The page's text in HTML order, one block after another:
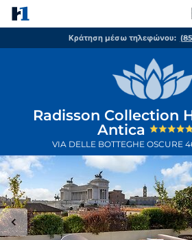
Κράτηση μέσω τηλεφώνου:
Radisson Collection
Antica
VIA DELLE BOTTEGHE OSCURE